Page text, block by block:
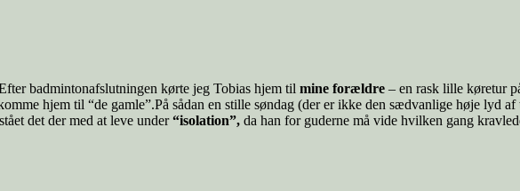
badmintonafslutningen kørte jeg Tobias hjem til mine forældre – en rask lille køretur
hjem til “de gamle”.På sådan en stille søndag (der er ikke den sædvanlige høje lyd
det der med at leve under“isolation”, da han for guderne må vide hvilken gang